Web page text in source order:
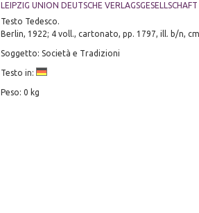
LEIPZIG UNION DEUTSCHE
Testo Tedesco.
Berlin, 1922; 4 voll., cartonato, pp. 1797, ill. b/n,
Soggetto: Società e Tradizioni
Testo in:
Peso: 0 kg